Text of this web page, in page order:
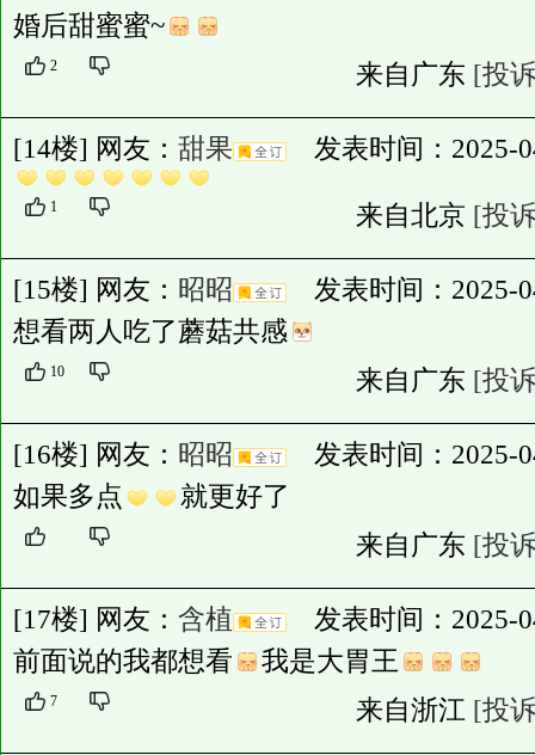
婚后甜蜜蜜~
2 来自广东 [投
[14楼] 网友： 甜果 发表时间：2025-
1 来自北京 [投
[15楼] 网友： 昭昭
发表时间：2025-
想看两人吃了蘑菇共感
10 来自广东 [投
[16楼] 网友： 昭昭
发表时间：2025-
如果多点
就更好了
来自广东 [投
[17楼] 网友： 含植
发表时间：2025-
前面说的我都想看
我是大胃王
7 来自浙江 [投